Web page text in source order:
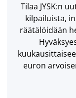
Tilaa JYSK:n
kilpailuista,
räätälöidään
euron